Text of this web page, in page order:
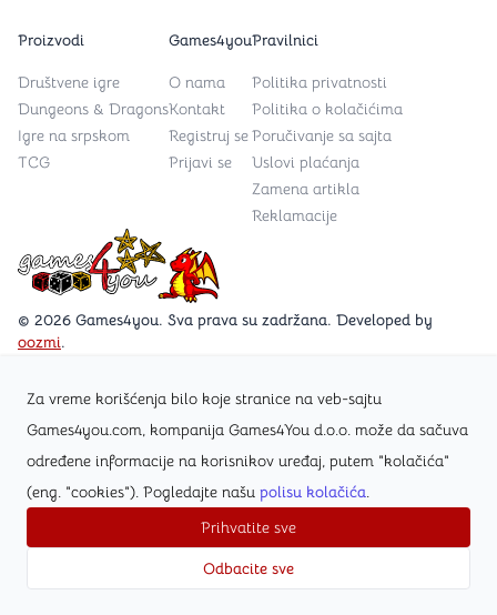
Za vreme korišćenja bilo koje stranice na veb-sajtu
Games4you.com, kompanija Games4You d.o.o. može da sačuva
određene informacije na korisnikov uređaj, putem "kolačića"
(eng. "cookies"). Pogledajte našu polisu kolačića.
Prihvatite sve
Odbacite sve
Games4you logo
© 2026 Games4you. Sva prava su zadržana. Developed by
oozmi.
Posetite Facebook stranicu /Games4you.rs
Zapratite Instagram profil @games4yours
Proizvodi
Društvene igre
Dungeons & Dragons
Igre na srpskom
TCG
Games4you
O nama
Kontakt
Registruj se
Prijavi se
Pravilnici
Politika privatnosti
Politika o kolačićima
Poručivanje sa sajta
Uslovi plaćanja
Zamena artikla
Reklamacije